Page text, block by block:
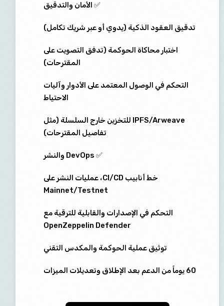
✅ الأمان والتدقيق
تدقيق العقود الذكية (يدوي أو عبر شريك تكامل)
اختبار محاكاة الحوكمة (تدفق التصويت على
المقترحات)
التحكم في الوصول المعتمد على الأدوار وآليات
الاحتياط
IPFS/Arweave للتخزين خارج السلسلة (مثل
تفاصيل المقترحات)
✅ DevOps والنشر
خط أنابيب CI/CD، عمليات النشر على
Mainnet/Testnet
التحكم في الإصدارات والقابلية للترقية مع
OpenZeppelin Defender
توثيق عملية الحوكمة والمكدس التقني
60 يوماً من الدعم بعد الإطلاق وتعديلات الميزات